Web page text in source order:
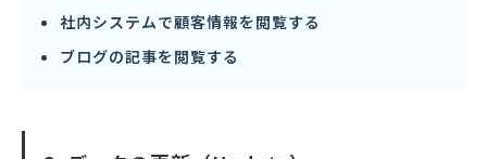
社内システムで顧客情報を閲覧する
ブログの記事を閲覧する